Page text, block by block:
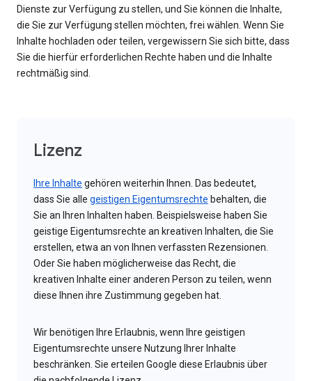
Dienste zur Verfügung zu stellen, und Sie können die Inhalte,
die Sie zur Verfügung stellen möchten, frei wählen. Wenn Sie
Inhalte hochladen oder teilen, vergewissern Sie sich bitte, dass
Sie die hierfür erforderlichen Rechte haben und die Inhalte
rechtmäßig sind.
Lizenz
Ihre Inhalte gehören weiterhin Ihnen. Das bedeutet,
dass Sie alle geistigen Eigentumsrechte behalten, die
Sie an Ihren Inhalten haben. Beispielsweise haben Sie
geistige Eigentumsrechte an kreativen Inhalten, die Sie
erstellen, etwa an von Ihnen verfassten Rezensionen.
Oder Sie haben möglicherweise das Recht, die
kreativen Inhalte einer anderen Person zu teilen, wenn
diese Ihnen ihre Zustimmung gegeben hat.
Wir benötigen Ihre Erlaubnis, wenn Ihre geistigen
Eigentumsrechte unsere Nutzung Ihrer Inhalte
beschränken. Sie erteilen Google diese Erlaubnis über